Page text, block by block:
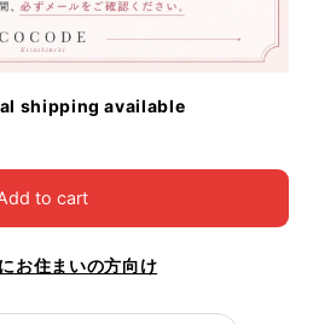
shipping available
to cart
お住まいの方向け